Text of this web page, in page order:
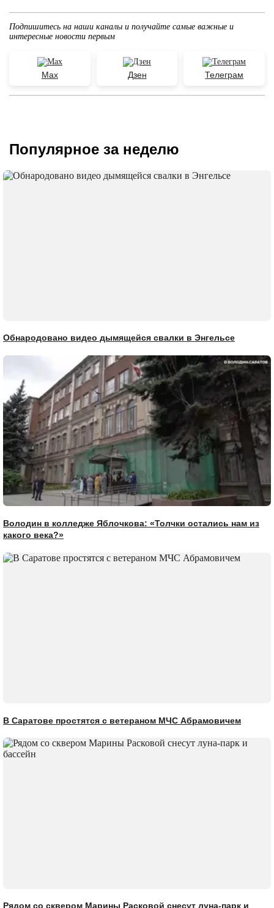
Подпишитесь на наши каналы и получайте самые важные и
интересные новости первым
Max Дзен Телеграм
Популярное за неделю
Обнародовано видео дымящейся свалки в Энгельсе
Володин в колледже Яблочкова: «Толчки остались нам из
какого века?»
В Саратове простятся с ветераном МЧС Абрамовичем
Рядом со сквером Марины Расковой снесут луна-парк и